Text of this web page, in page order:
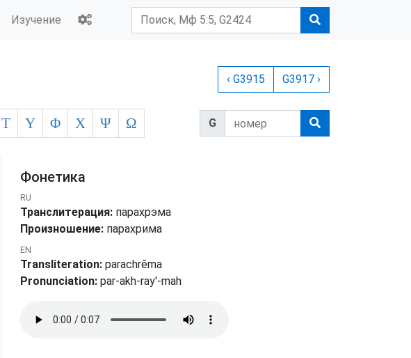
Изучение
‹ G3915 G3917 ›
Τ Υ Φ Χ Ψ Ω G
Фонетика
RU
Транслитерация: парахрэма
Произношение: парахрима
EN
Transliteration: parachrēma
Pronunciation: par-akh-ray'-mah